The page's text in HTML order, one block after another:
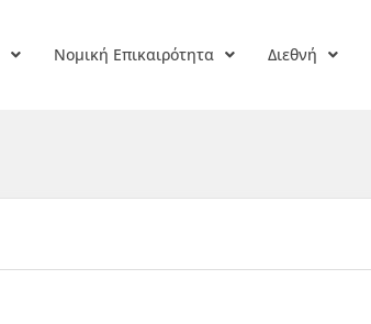
Νομική Επικαιρότητα Διεθνή